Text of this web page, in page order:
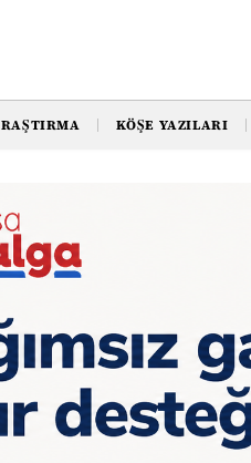
KÖŞE YAZILARI